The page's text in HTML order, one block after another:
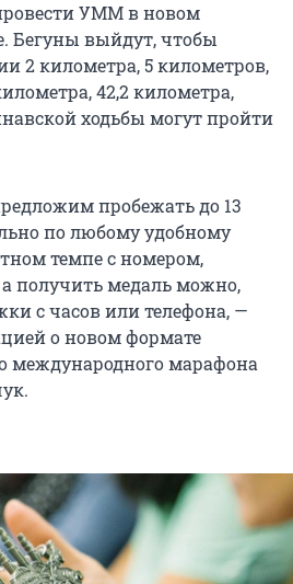
УММ в новом
Бегуны выйдут, чтобы
2 километра, 5 километров,
42,2 километра,
ходьбы могут пройти
пробежать до 13
по любому удобному
темпе с номером,
получить медаль можно,
с часов или телефона, —
о новом формате
международного марафона